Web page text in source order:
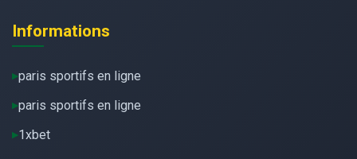
Informations
paris sportifs en ligne
paris sportifs en ligne
1xbet